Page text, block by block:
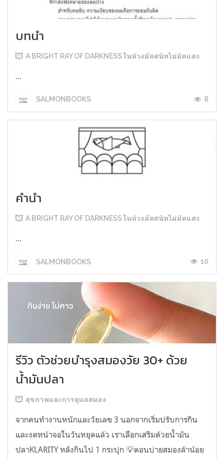
บทนำ
A BRIGHT RAY OF DARKNESS ในห้วงมืดสนิทไม่มิดแสง
...
SALMONBOOKS 8
คำนำ
A BRIGHT RAY OF DARKNESS ในห้วงมืดสนิทไม่มิดแสง
...
SALMONBOOKS 10
รีวิว ตัวช่วยบำรุงสมองวัย 30+ ด้วย
น้ำมันปลา
สุขภาพและการดูแลสมอง
จากคนทำงานหนักและวัยเลข 3 นอกจากเริ่มปรับการกิน
และงดหน้าจอในวันหยุดแล้ว เราเลือกเสริมด้วยน้ำมัน
ปลาKLARITY หลังกินไป 1 กระปุก 💡ตอนบ่ายสมองล้าน้อย